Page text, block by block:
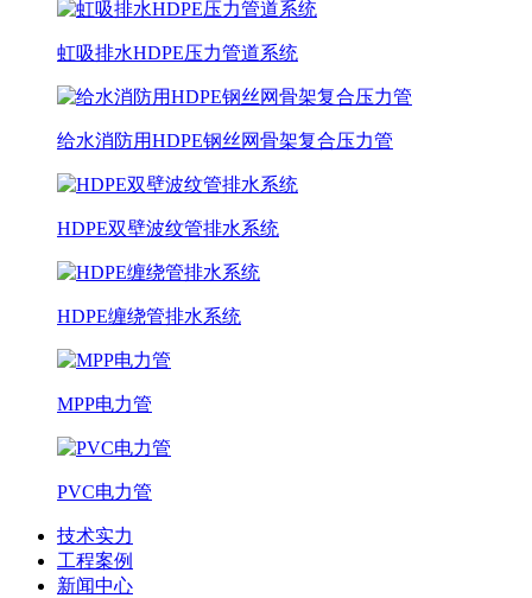
虹吸排水HDPE压力管道系统
给水消防用HDPE钢丝网骨架复合压力管
HDPE双壁波纹管排水系统
HDPE缠绕管排水系统
MPP电力管
PVC电力管
技术实力
工程案例
新闻中心